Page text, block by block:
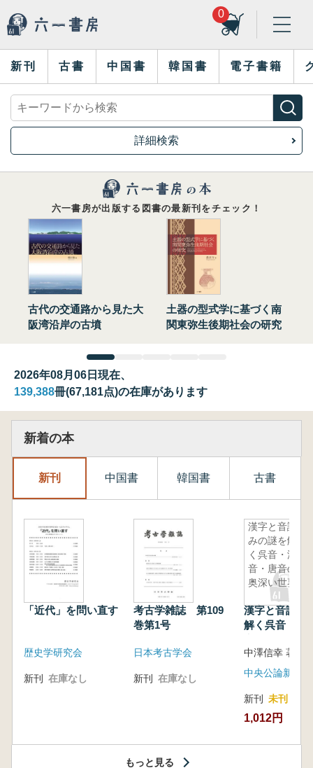
0
新刊 古書 中国書 韓国書 電子書籍
詳細検索
六一書房が出版する図書の最新刊をチェック！
古代の交通路から見た大
阪湾沿岸の古墳
土器の型式学に基づく南
関東弥生後期社会の研究
2026年08月06日現在、
139,388冊(67,181点)の在庫があります
新着の本
新刊 中国書 韓国書 古書
「近代」を問い直す
歴史学研究会
新刊 在庫なし
考古学雑誌 第109
巻第1号
日本考古学会
新刊 在庫なし
漢字と音読
みの謎を解
く呉音・漢
音・唐音の
奥深い世界
漢字と音読み
解く呉音・漢
中澤信幸 著
中央公論新社
新刊 未刊
1,012円
もっと見る